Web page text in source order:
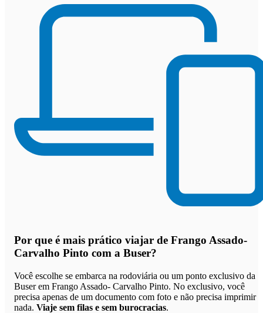
Por que é mais prático viajar de Frango Assado-
Carvalho Pinto com a Buser?
Você escolhe se embarca na rodoviária ou um ponto exclusivo da
Buser em Frango Assado- Carvalho Pinto. No exclusivo, você
precisa apenas de um documento com foto e não precisa imprimir
nada. Viaje sem filas e sem burocracias.